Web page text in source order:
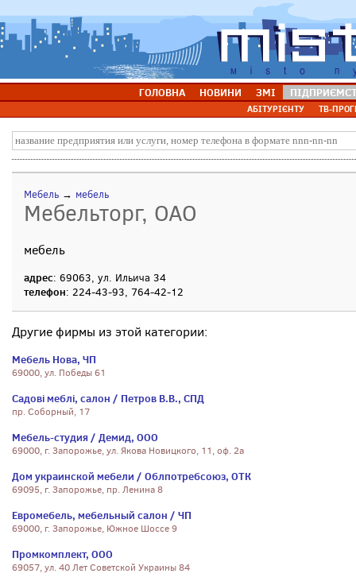
ГОЛОВНА НОВИНИ ЗМІ
АБІТУРІЄНТУ ТВ-
Мебель → мебель
Мебельторг, ОАО
мебель
адрес: 69063, ул. Ильича 34
телефон: 224-43-93, 764-42-12
Другие фирмы из этой категории:
Мебель Нова, ЧП
69000, ул. Победы 61
Садові меблі, салон / Петров В.В., СПД
пр. Соборный, 17
Мебель-студия / Демид, ООО
69000, г. Запорожье, ул. Якова Новицкого, 11, оф. 2а
Дом украинской мебели / Облпотребсоюз, ОТК
69095, г. Запорожье, пр. Ленина 8
Евромебель, мебельный салон / ЧП
69000, г. Запорожье, Южное Шоссе 9
Промкомплект, ООО
69057, ул. 40 Лет Советской Украины 84